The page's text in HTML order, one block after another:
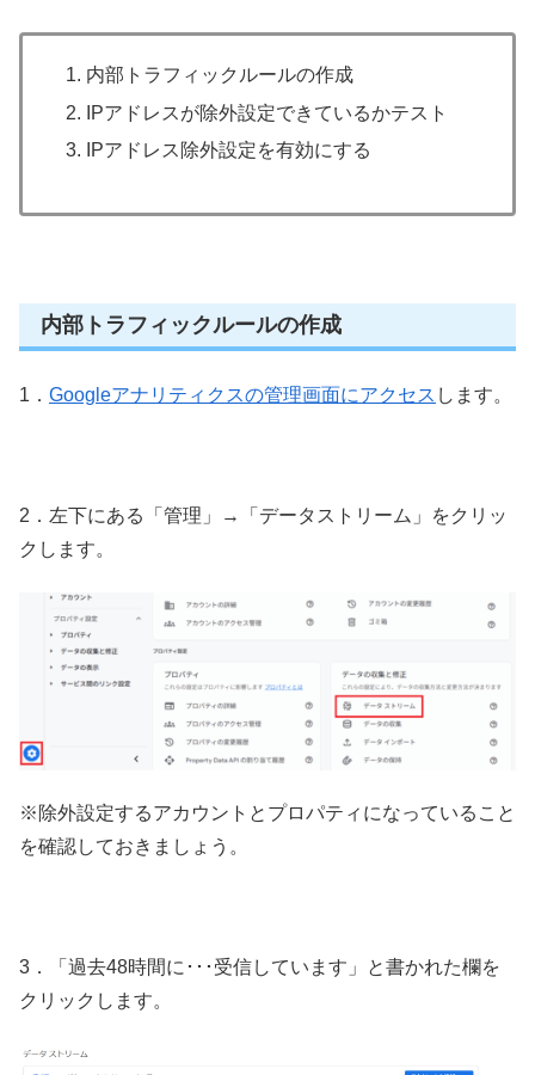
内部トラフィックルールの作成
IPアドレスが除外設定できているかテスト
IPアドレス除外設定を有効にする
内部トラフィックルールの作成
1． Googleアナリティクスの管理画面にアクセス します。
2．左下にある「管理」→「データストリーム」をクリッ
クします。
※除外設定するアカウントとプロパティになっていること
を確認しておきましょう。
3．「過去48時間に･･･受信しています」と書かれた欄を
クリックします。